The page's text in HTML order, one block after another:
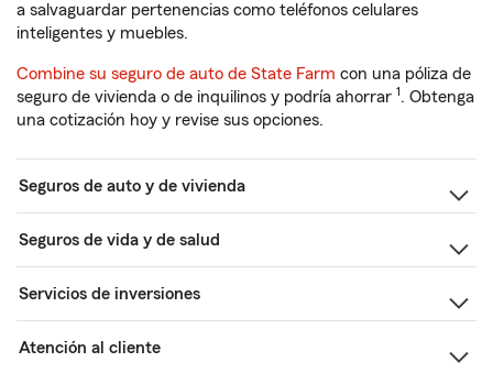
a salvaguardar pertenencias como teléfonos celulares
inteligentes y muebles.
Combine su seguro de auto de State Farm con una póliza de
seguro de vivienda o de inquilinos y podría ahorrar 1. Obtenga
una cotización hoy y revise sus opciones.
Seguros de auto y de vivienda
Seguros de vida y de salud
Servicios de inversiones
Atención al cliente